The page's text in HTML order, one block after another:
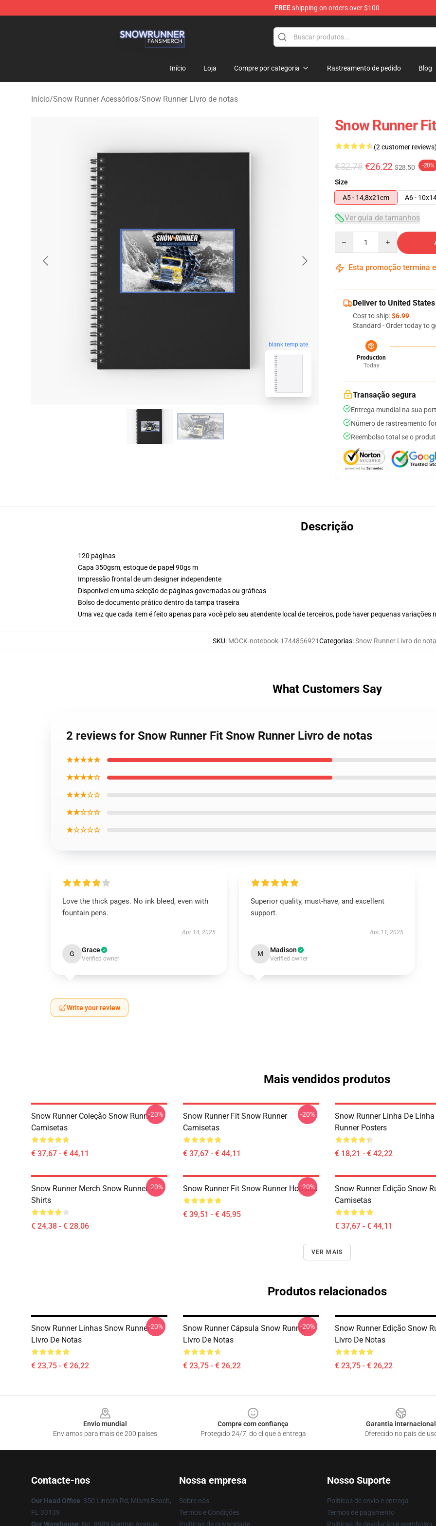
FREEshipping on orders over $100
Início Loja Compre por categoria Rastreamento de pedido Blog
Início/Snow Runner Acessórios/Snow Runner Livro de notas
blank template
Snow Runner
(2 customer reviews)
€32.78 €26.22 $28.50 -20%
Size
A5 - 14,8x21cm
A6 -
Ver guia de tamanhos
Esta promoção termina
Deliver to United States
Cost to ship:$6.99
Standard - Order today to
Production
Today
Transação segura
Entrega mundial na sua
Número de rastreamento
Reembolso total se o
Descrição
120 páginas
Capa 350gsm, estoque de papel 90gs m
Impressão frontal de um designer independente
Disponível em uma seleção de páginas governadas ou gráficas
Bolso de documento prático dentro da tampa traseira
Uma vez que cada item é feito apenas para você pelo seu atendente local de terceiros, pode haver pequenas variações
SKU: MOCK-notebook-1744856921Categorias:Snow Runner Livro de
What Customers Say
2 reviews for Snow Runner Fit Snow Runner Livro de notas
★★★★★
★★★★☆
★★★☆☆
★★☆☆☆
★☆☆☆☆
Love the thick pages. No ink bleed, even with
fountain pens.
Apr 14, 2025
G Grace
Verified owner
Superior quality, must-have, and excellent
support.
Apr 11, 2025
M Madison
Verified owner
Write your review
Mais vendidos produtos
Snow Runner Coleção Snow Runner
Camisetas
€ 37,67 - € 44,11
-20%
Snow Runner Fit Snow Runner
Camisetas
€ 37,67 - € 44,11
-20%
Snow Runner Linha De
Runner Posters
€ 18,21 - € 42,22
Snow Runner Merch Snow Runner T-
Shirts
€ 24,38 - € 28,06
-20% Snow Runner Fit Snow Runner Hoodies
€ 39,51 - € 45,95
-20%
Snow Runner Edição Snow
Camisetas
€ 37,67 - € 44,11
VER MAIS
Produtos relacionados
Snow Runner Linhas Snow Runner
Livro De Notas
€ 23,75 - € 26,22
-20%
Snow Runner Cápsula Snow Runner
Livro De Notas
€ 23,75 - € 26,22
-20%
Snow Runner Edição Snow
Livro De Notas
€ 23,75 - € 26,22
Envio mundial
Enviamos para mais de 200 países
Compre com confiança
Protegido 24/7, do clique à entrega
Garantia internacional
Oferecido no país de
Contacte-nos
Our Head Office: 350 Lincoln Rd, Miami Beach,
FL 33139
Our Warehouse: No. 8989 Renmin Avenue,
Nossa empresa
Sobre nós
Termos e Condições
Políticas de privacidade
Nosso Suporte
Políticas de envio e entrega
Termos de pagamento
Políticas de devolução e reembolso